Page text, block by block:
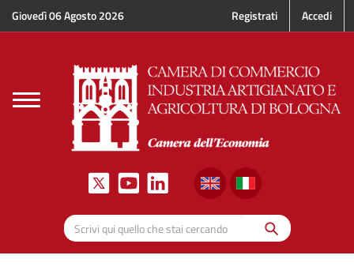
Salta al contenuto principale
Giovedì 06 Agosto 2026 Registrati Accedi
Toggle
navigation
Scrivi qui quello che stai cercando
Cerca